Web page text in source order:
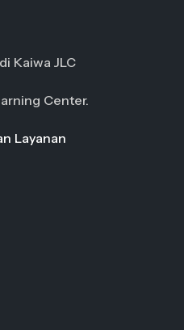
Kaiwa JLC
Center.
Layanan